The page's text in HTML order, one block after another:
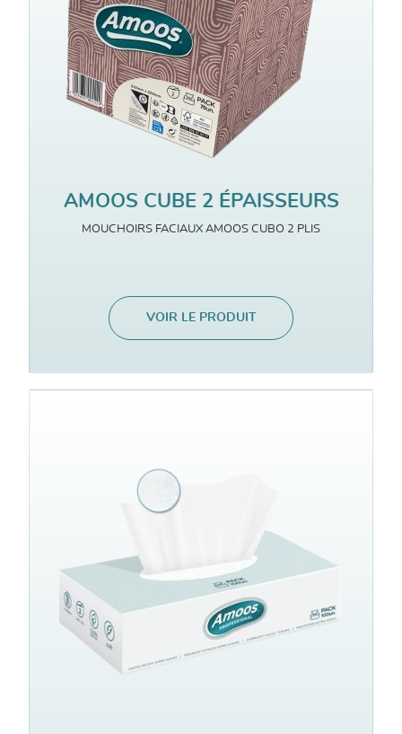
AMOOS CUBE 2 ÉPAISSEURS
MOUCHOIRS FACIAUX AMOOS CUBO 2 PLIS
VOIR LE PRODUIT